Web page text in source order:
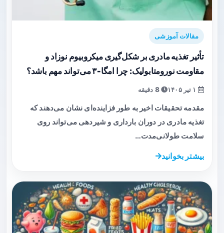
مقالات آموزشی
تأثیر تغذیه مادری بر شکل‌گیری میکروبیوم نوزاد و
مقاومت نورومتابولیک: چرا امگا‑۳ می‌تواند مهم باشد؟
8 دقیقه
مقدمه تحقیقات اخیر به طور فزاینده‌ای نشان می‌دهند که
تغذیه مادری در دوران بارداری و شیردهی می‌تواند روی
سلامت طولانی‌مدت…
بیشتر بخوانید